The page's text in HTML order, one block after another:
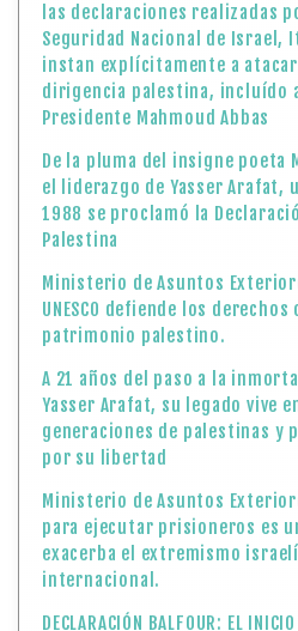
las declaraciones realizadas
Seguridad Nacional de Israel,
instan explícitamente a
dirigencia palestina, incluído
Presidente Mahmoud Abbas
De la pluma del insigne poeta
el liderazgo de Yasser Arafat,
1988 se proclamó la
Palestina
Ministerio de Asuntos
UNESCO defiende los
patrimonio palestino.
A 21 años del paso a la
Yasser Arafat, su legado vive
generaciones de palestinas y
por su libertad
Ministerio de Asuntos
para ejecutar prisioneros es
exacerba el extremismo
internacional.
DECLARACIÓN BALFOUR: EL